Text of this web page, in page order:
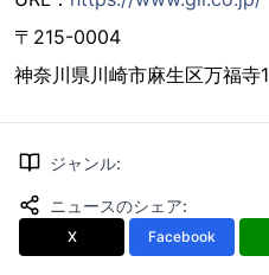
〒215-0004
神奈川県川崎市麻生区万福
ジャンル:
ニュースのシェア:
X Facebook